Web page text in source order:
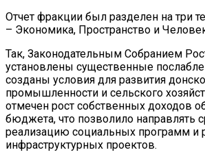
Отчет фракции был разделен на три
– Экономика, Пространство и
Так, Законодательным Собранием
установлены существенные
созданы условия для развития
промышленности и сельского
отмечен рост собственных доходов
бюджета, что позволило направлять
реализацию социальных программ и
инфраструктурных проектов.